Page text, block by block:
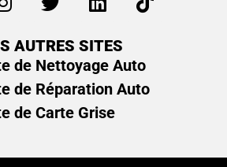
AUTRES SITES
de Nettoyage Auto
de Réparation Auto
de Carte Grise